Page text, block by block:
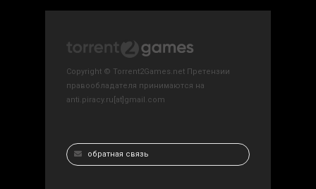
Copyright © Torrent2Games.net Претензии
правообладателя принимаются на
anti.piracy.ru[at]gmail.com
обратная связь